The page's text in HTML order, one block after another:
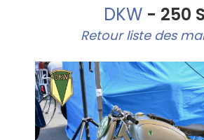
DKW- 250
Retour liste des